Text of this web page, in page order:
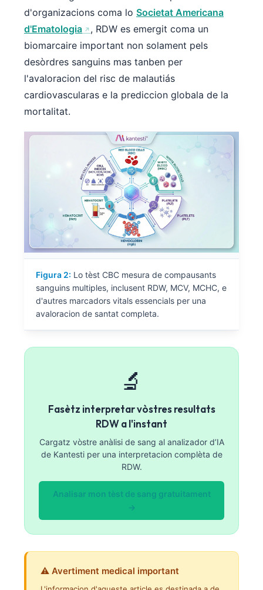
d'organizacions coma lo Societat Americana
d'Ematologia
, RDW es emergit coma un
biomarcaire important non solament pels
desòrdres sanguins mas tanben per
l'avaloracion del risc de malautiás
cardiovascularas e la prediccion globala de la
mortalitat.
Figura 2: Lo tèst CBC mesura de compausants
sanguins multiples, inclusent RDW, MCV, MCHC, e
d'autres marcadors vitals essencials per una
avaloracion de santat completa.
🔬
Fasètz interpretar vòstres resultats
RDW a l'instant
Cargatz vòstre anàlisi de sang al analizador d’IA
de Kantesti per una interpretacion complèta de
RDW.
Analisar mon tèst de sang gratuitament
→
⚠️ Avertiment medical important